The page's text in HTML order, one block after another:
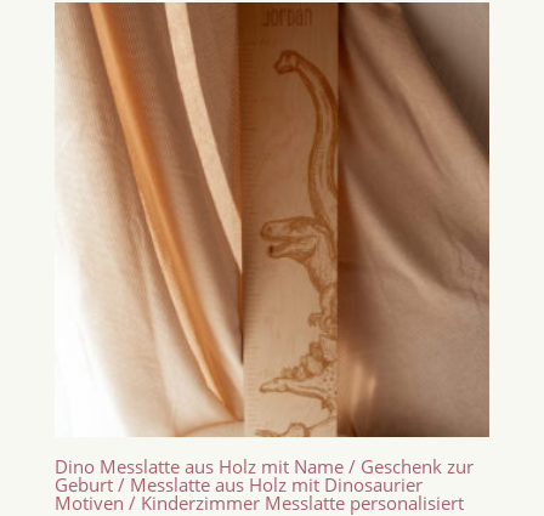
Dino Messlatte aus Holz mit Name / Geschenk zur
Geburt / Messlatte aus Holz mit Dinosaurier
Motiven / Kinderzimmer Messlatte personalisiert